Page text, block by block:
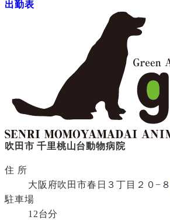
出勤表
吹田市 千里桃山台動物病院
住 所
大阪府吹田市春日３丁目２０−８
駐車場
12台分